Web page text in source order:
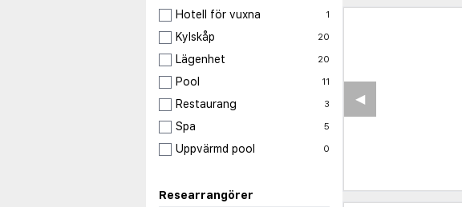
Hotell för vuxna 1
Kylskåp 20
Lägenhet 20
Pool 11
Restaurang 3
Spa 5
Uppvärmd pool 0
Researrangörer
◀︎